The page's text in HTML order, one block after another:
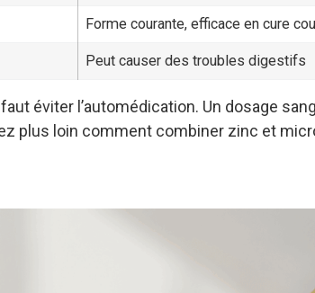
Forme courante, efficace en cure
Peut causer des troubles digestifs
faut éviter l’automédication. Un dosage
plus loin comment combiner zinc et